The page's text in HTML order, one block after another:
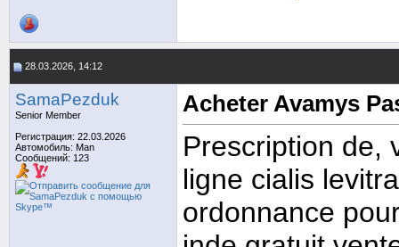
28.03.2026, 14:12
SamaPezduk
Senior Member
Регистрация: 22.03.2026
Автомобиль: Man
Сообщений: 123
Acheter Avamys
Prescription de,
ligne cialis
ordonnance